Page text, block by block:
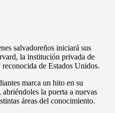
salvadoreños iniciará sus
la institución privada de
de Estados Unidos.
marca un hito en su
la puerta a nuevas
áreas del conocimiento.